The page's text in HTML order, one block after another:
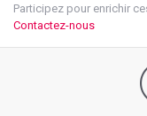
Participez pour enrichir
Contactez-nous